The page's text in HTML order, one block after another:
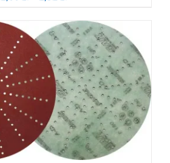
od
2,00 zł
do
2,52 zł